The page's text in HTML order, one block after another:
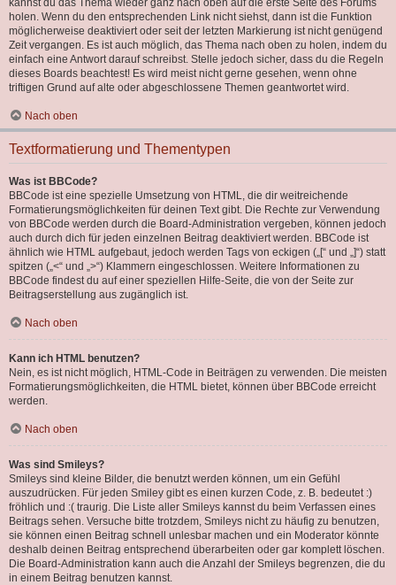
kannst du das Thema wieder ganz nach oben auf die erste Seite des Forums
holen. Wenn du den entsprechenden Link nicht siehst, dann ist die Funktion
möglicherweise deaktiviert oder seit der letzten Markierung ist nicht genügend
Zeit vergangen. Es ist auch möglich, das Thema nach oben zu holen, indem du
einfach eine Antwort darauf schreibst. Stelle jedoch sicher, dass du die Regeln
dieses Boards beachtest! Es wird meist nicht gerne gesehen, wenn ohne
triftigen Grund auf alte oder abgeschlossene Themen geantwortet wird.
Nach oben
Textformatierung und Thementypen
Was ist BBCode?
BBCode ist eine spezielle Umsetzung von HTML, die dir weitreichende
Formatierungsmöglichkeiten für deinen Text gibt. Die Rechte zur Verwendung
von BBCode werden durch die Board-Administration vergeben, können jedoch
auch durch dich für jeden einzelnen Beitrag deaktiviert werden. BBCode ist
ähnlich wie HTML aufgebaut, jedoch werden Tags von eckigen („[“ und „]“) statt
spitzen („<“ und „>“) Klammern eingeschlossen. Weitere Informationen zu
BBCode findest du auf einer speziellen Hilfe-Seite, die von der Seite zur
Beitragserstellung aus zugänglich ist.
Nach oben
Kann ich HTML benutzen?
Nein, es ist nicht möglich, HTML-Code in Beiträgen zu verwenden. Die meisten
Formatierungsmöglichkeiten, die HTML bietet, können über BBCode erreicht
werden.
Nach oben
Was sind Smileys?
Smileys sind kleine Bilder, die benutzt werden können, um ein Gefühl
auszudrücken. Für jeden Smiley gibt es einen kurzen Code, z. B. bedeutet :)
fröhlich und :( traurig. Die Liste aller Smileys kannst du beim Verfassen eines
Beitrags sehen. Versuche bitte trotzdem, Smileys nicht zu häufig zu benutzen,
sie können einen Beitrag schnell unlesbar machen und ein Moderator könnte
deshalb deinen Beitrag entsprechend überarbeiten oder gar komplett löschen.
Die Board-Administration kann auch die Anzahl der Smileys begrenzen, die du
in einem Beitrag benutzen kannst.